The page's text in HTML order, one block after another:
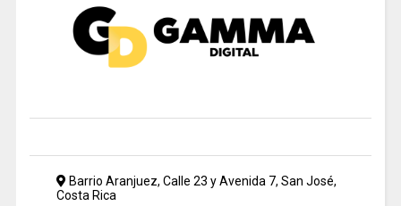
Barrio Aranjuez, Calle 23 y Avenida 7, San José,
Costa Rica